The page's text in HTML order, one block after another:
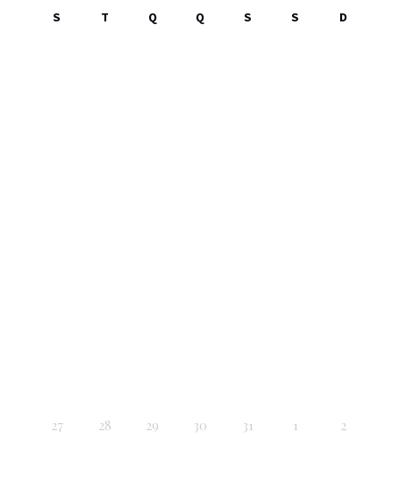
S T Q Q S S D
27 28 29 30 31 1 2